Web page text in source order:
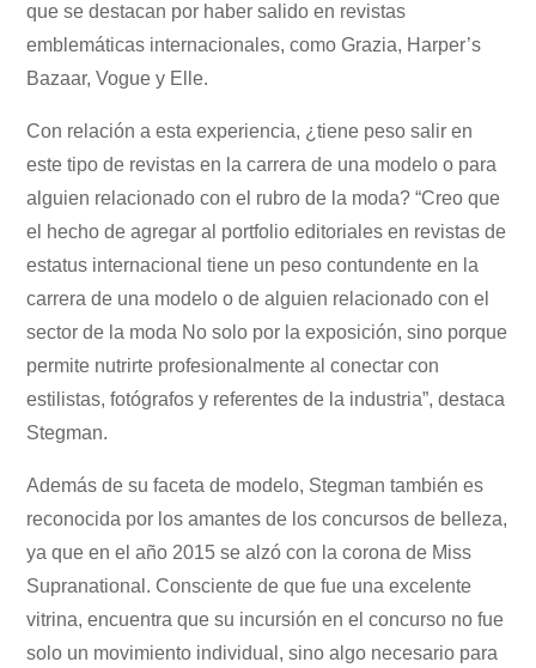
que se destacan por haber salido en revistas
emblemáticas internacionales, como Grazia, Harper’s
Bazaar, Vogue y Elle.
Con relación a esta experiencia, ¿tiene peso salir en
este tipo de revistas en la carrera de una modelo o para
alguien relacionado con el rubro de la moda? “Creo que
el hecho de agregar al portfolio editoriales en revistas de
estatus internacional tiene un peso contundente en la
carrera de una modelo o de alguien relacionado con el
sector de la moda No solo por la exposición, sino porque
permite nutrirte profesionalmente al conectar con
estilistas, fotógrafos y referentes de la industria”, destaca
Stegman.
Además de su faceta de modelo, Stegman también es
reconocida por los amantes de los concursos de belleza,
ya que en el año 2015 se alzó con la corona de Miss
Supranational. Consciente de que fue una excelente
vitrina, encuentra que su incursión en el concurso no fue
solo un movimiento individual, sino algo necesario para